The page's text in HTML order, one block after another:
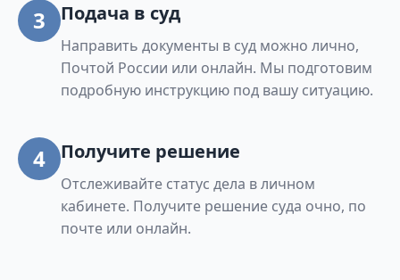
3 Подача в суд
Направить документы в суд можно лично,
Почтой России или онлайн. Мы подготовим
подробную инструкцию под вашу ситуацию.
4 Получите решение
Отслеживайте статус дела в личном
кабинете. Получите решение суда очно, по
почте или онлайн.